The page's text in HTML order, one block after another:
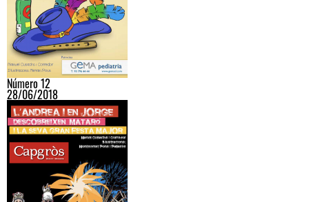
Número 12
28/06/2018